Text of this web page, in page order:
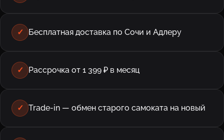
✓ Бесплатная доставка по Сочи и Адлеру
✓ Рассрочка от 1 399 ₽ в месяц
✓ Trade-in — обмен старого самоката на новый